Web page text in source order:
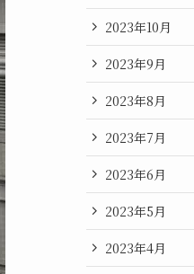
2023年10月
2023年9月
2023年8月
2023年7月
2023年6月
2023年5月
2023年4月